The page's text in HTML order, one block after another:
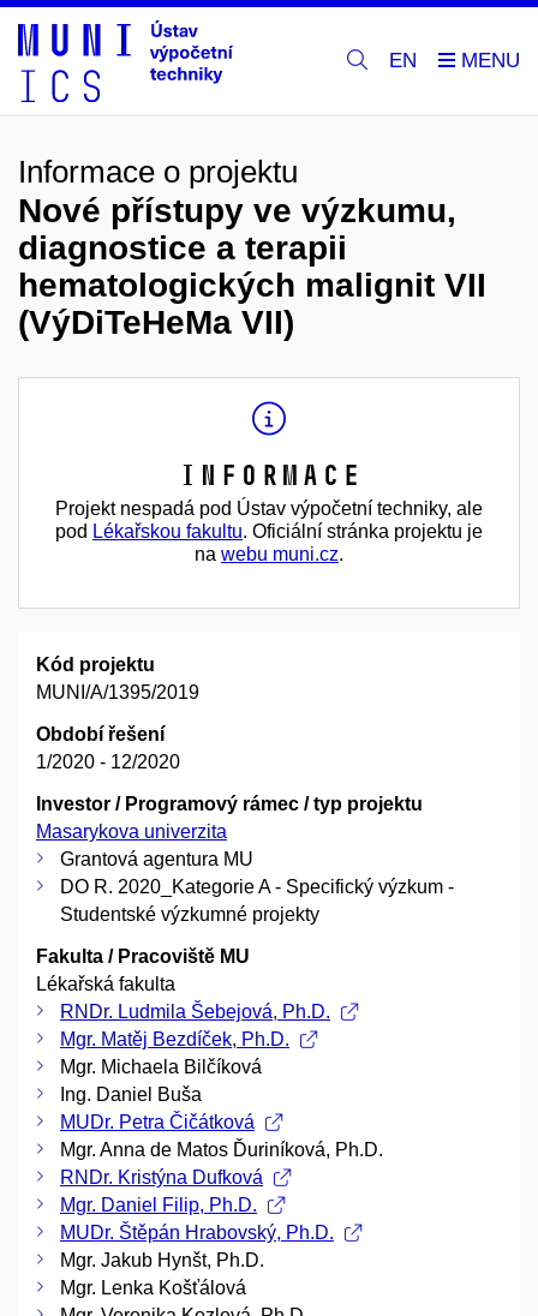
EN
Informace o projektu
Nové přístupy ve výzkumu,
diagnostice a terapii
hematologických malignit VII
(VýDiTeHeMa VII)
Informace
Projekt nespadá pod Ústav výpočetní techniky, ale
pod Lékařskou fakultu. Oficiální stránka projektu je
na webu muni.cz.
Kód projektu
MUNI/A/1395/2019
Období řešení
1/2020 - 12/2020
Investor / Programový rámec / typ projektu
Masarykova univerzita
Grantová agentura MU
DO R. 2020_Kategorie A - Specifický výzkum -
Studentské výzkumné projekty
Fakulta / Pracoviště MU
Lékařská fakulta
RNDr. Ludmila Šebejová, Ph.D.
Mgr. Matěj Bezdíček, Ph.D.
Mgr. Michaela Bilčíková
Ing. Daniel Buša
MUDr. Petra Čičátková
Mgr. Anna de Matos Ďuriníková, Ph.D.
RNDr. Kristýna Dufková
Mgr. Daniel Filip, Ph.D.
MUDr. Štěpán Hrabovský, Ph.D.
Mgr. Jakub Hynšt, Ph.D.
Mgr. Lenka Košťálová